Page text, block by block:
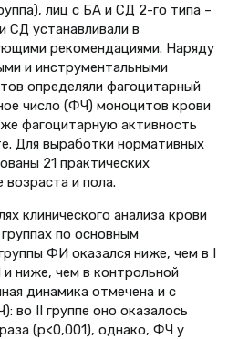
лиц с БА и СД 2-го типа –
СД устанавливали в
рекомендациями. Наряду
и инструментальными
определяли фагоцитарный
число (ФЧ) моноцитов крови
фагоцитарную активность
Для выработки нормативных
21 практических
и пола.
клинического анализа крови
группах по основным
ФИ оказался ниже, чем в І
и ниже, чем в контрольной
динамика отмечена и с
ІІ группе оно оказалось
(p<0,001), однако, ФЧ у